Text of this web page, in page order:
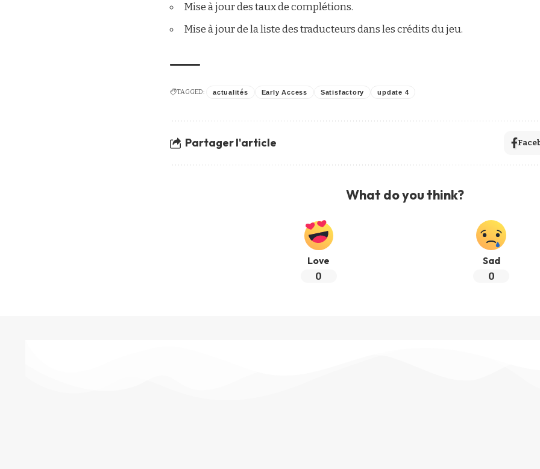
Mise à jour des taux de complétions.
Mise à jour de la liste des traducteurs dans les crédits du jeu.
TAGGED: actualités Early Access Satisfactory update 4
Partager l'article
What do you think?
Love
0
Sad
0